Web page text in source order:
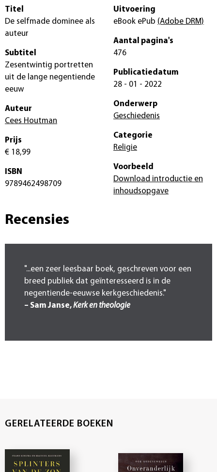
Titel
De selfmade dominee als
auteur
Subtitel
Zesentwintig portretten
uit de lange negentiende
eeuw
Auteur
Cees Houtman
Prijs
€ 18,99
ISBN
9789462498709
Uitvoering
eBook ePub (Adobe DRM)
Aantal pagina's
476
Publicatiedatum
28 - 01 - 2022
Onderwerp
Geschiedenis
Categorie
Religie
Voorbeeld
Download introductie en
inhoudsopgave
Recensies
"...een zeer leesbaar boek, geschreven voor een
breed publiek dat geïnteresseerd is in de
negentiende-eeuwse kerkgeschiedenis."
– Sam Janse,Kerk en theologie
GERELATEERDE BOEKEN